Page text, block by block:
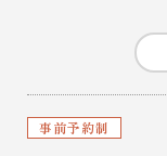
事前予約制